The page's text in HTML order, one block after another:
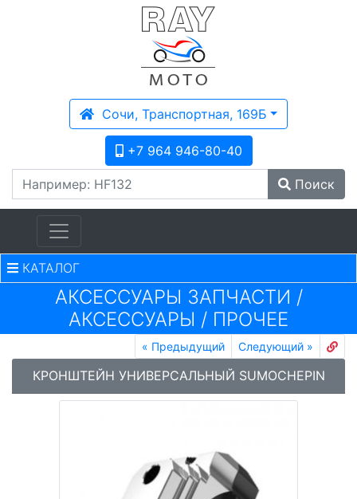
Сочи, Транспортная, 169Б
+7 964 946-80-40
Поиск
КАТАЛОГ
АКСЕССУАРЫ ЗАПЧАСТИ /
АКСЕССУАРЫ / ПРОЧЕЕ
« Предыдущий Следующий »
КРОНШТЕЙН УНИВЕРСАЛЬНЫЙ SUMOCHEPIN